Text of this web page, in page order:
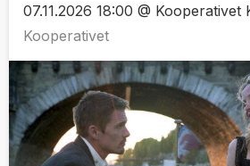
07.11.2026 18:00 @ Kooperativet
Kooperativet